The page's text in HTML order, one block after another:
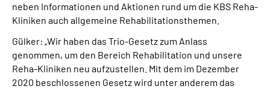
neben Informationen und Aktionen rund um die KBS Reha-
Kliniken auch allgemeine Rehabilitationsthemen.
Gülker: „Wir haben das Trio-Gesetz zum Anlass
genommen, um den Bereich Rehabilitation und unsere
Reha-Kliniken neu aufzustellen. Mit dem im Dezember
2020 beschlossenen Gesetz wird unter anderem das